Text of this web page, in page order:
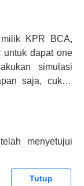
milik KPR BCA,
untuk dapat one
simulasi
saja, cukup
live chat
persyaratan
kamu bisa cek
pihak
menyetujui
Tutup